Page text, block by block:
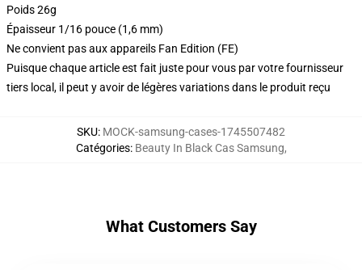
Poids 26g
Épaisseur 1/16 pouce (1,6 mm)
Ne convient pas aux appareils Fan Edition (FE)
Puisque chaque article est fait juste pour vous par votre fournisseur
tiers local, il peut y avoir de légères variations dans le produit reçu
SKU: MOCK-samsung-cases-1745507482
Catégories: Beauty In Black Cas Samsung,
What Customers Say